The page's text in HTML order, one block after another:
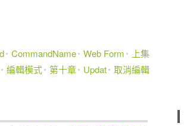
CommandName Web Form
上集
編輯模式 第十章 Updat 取消編輯